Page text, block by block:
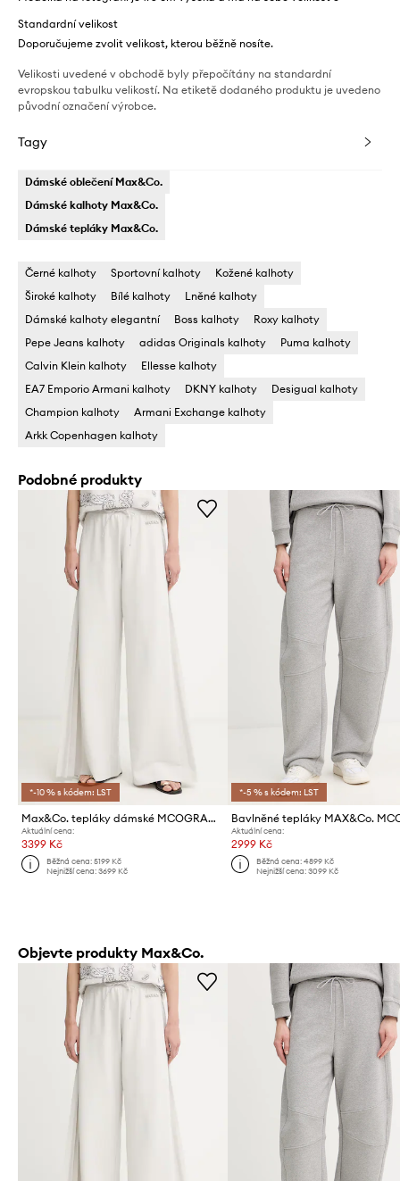
Standardní velikost
Doporučujeme zvolit velikost, kterou běžně nosíte.
Velikosti uvedené v obchodě byly přepočítány na standardní
evropskou tabulku velikostí. Na etiketě dodaného produktu je uvedeno
původní označení výrobce.
Tagy
Dámské oblečení Max&Co.
Dámské kalhoty Max&Co.
Dámské tepláky Max&Co.
Černé kalhoty Sportovní kalhoty
Kožené kalhoty
Široké kalhoty
Bílé kalhoty
Lněné kalhoty
Dámské kalhoty elegantní
Boss kalhoty
Roxy kalhoty
Pepe Jeans kalhoty
adidas Originals kalhoty
Puma kalhoty
Calvin Klein kalhoty
Ellesse kalhoty
EA7 Emporio Armani kalhoty
DKNY kalhoty
Desigual kalhoty
Champion kalhoty
Armani Exchange kalhoty
Arkk Copenhagen kalhoty
Podobné produkty
*-10 % s kódem: LST
Max&Co. tepláky dámské MCOGRANA
Aktuální cena:
3399 Kč
Běžná cena:5199 Kč
Nejnižší cena:3699 Kč
*-5 % s kódem: LST
Aktuální cena:
2999 Kč
Běžná cena: 4899 Kč
Nejnižší cena: 3099 Kč
Objevte produkty Max&Co.